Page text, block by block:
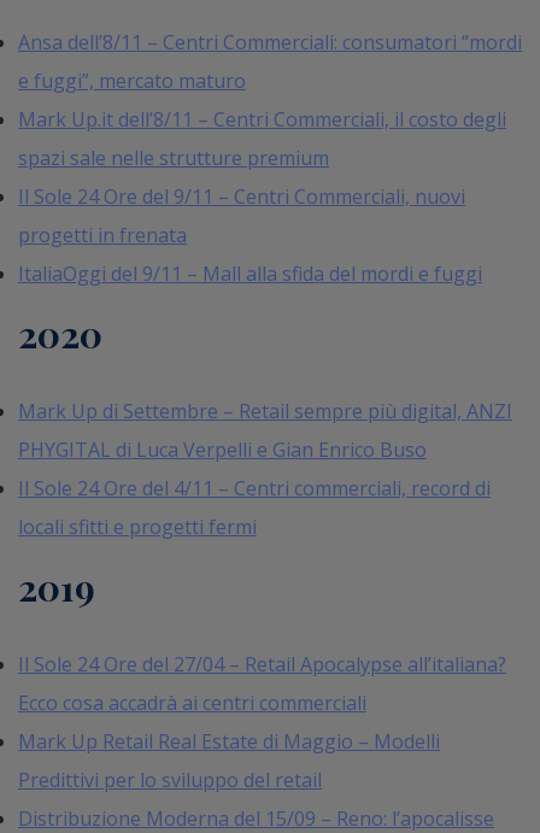
Ansa dell’8/11 – Centri Commerciali: consumatori “mordi
e fuggi”, mercato maturo
Mark Up.it dell’8/11 – Centri Commerciali, il costo degli
spazi sale nelle strutture premium
Il Sole 24 Ore del 9/11 – Centri Commerciali, nuovi
progetti in frenata
ItaliaOggi del 9/11 – Mall alla sfida del mordi e fuggi
2020
Mark Up di Settembre – Retail sempre più digital, ANZI
PHYGITAL di Luca Verpelli e Gian Enrico Buso
Il Sole 24 Ore del 4/11 – Centri commerciali, record di
locali sfitti e progetti fermi
2019
Il Sole 24 Ore del 27/04 – Retail Apocalypse all’italiana?
Ecco cosa accadrà ai centri commerciali
Mark Up Retail Real Estate di Maggio – Modelli
Predittivi per lo sviluppo del retail
Distribuzione Moderna del 15/09 – Reno: l’apocalisse